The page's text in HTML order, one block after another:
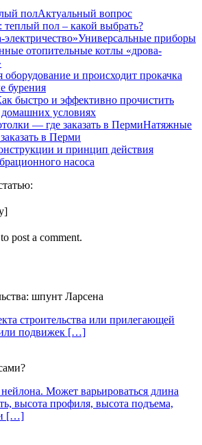
Актуальный вопрос
теплый пол – какой выбрать?
Универсальные приборы
отопительные котлы «дрова-
оборудование и происходит прокачка
бурения
быстро и эффективно прочистить
условиях
Натяжные
в Перми
и принцип действия
насоса
to post a comment.
шпунт Ларсена
строительства или прилегающей
подвижек […]
Может варьироваться длина
высота профиля, высота подъема,
и […]